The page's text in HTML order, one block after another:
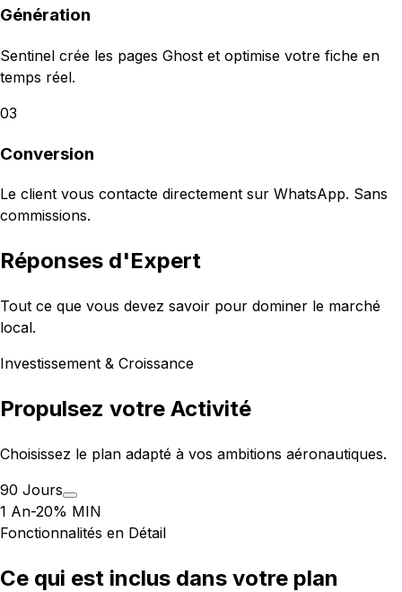
Génération
Sentinel crée les pages Ghost et optimise votre fiche en
temps réel.
03
Conversion
Le client vous contacte directement sur WhatsApp. Sans
commissions.
Réponses d'Expert
Tout ce que vous devez savoir pour dominer le marché
local.
Investissement & Croissance
Propulsez votre Activité
Choisissez le plan adapté à vos ambitions aéronautiques.
90 Jours
1 An-20% MIN
Fonctionnalités en Détail
Ce qui est inclus dans votre plan